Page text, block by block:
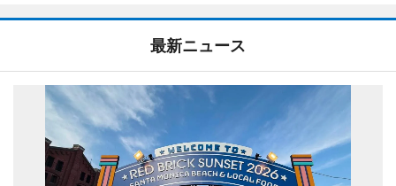
最新ニュース